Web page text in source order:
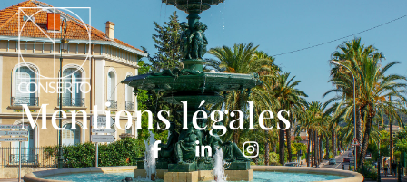
Mentions légales